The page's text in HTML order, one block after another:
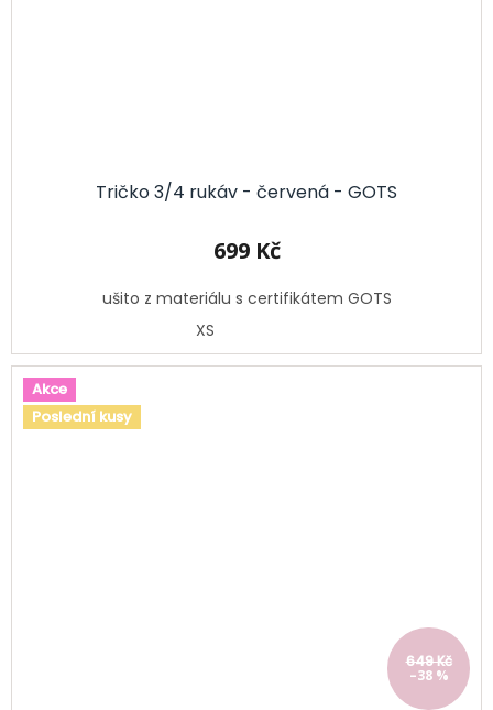
Tričko 3/4 rukáv - červená - GOTS
699 Kč
ušito z materiálu s certifikátem GOTS
XS
Akce
Poslední kusy
649 Kč
–38 %